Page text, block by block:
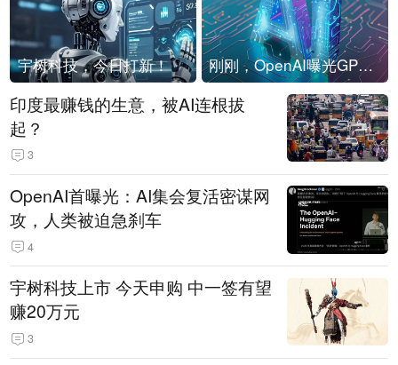
宇树科技，今日打新！ 刚刚，OpenAI曝光GPT-6！传10万亿参数，8月强行发布
印度最赚钱的生意，被AI连根拔
起？
3
OpenAI首曝光：AI集会复活密谋网
攻，人类被迫急刹车
4
宇树科技上市 今天申购 中一签有望
赚20万元
3